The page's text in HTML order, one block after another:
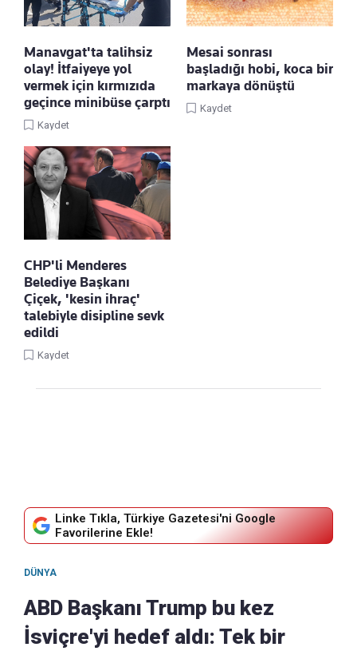
Manavgat'ta talihsiz
olay! İtfaiyeye yol
vermek için kırmızıda
geçince minibüse çarptı
Kaydet
Mesai sonrası
başladığı hobi, koca bir
markaya dönüştü
Kaydet
CHP'li Menderes
Belediye Başkanı
Çiçek, 'kesin ihraç'
talebiyle disipline sevk
edildi
Kaydet
Linke Tıkla, Türkiye Gazetesi'ni Google
Favorilerine Ekle!
DÜNYA
ABD Başkanı Trump bu kez
İsviçre'yi hedef aldı: Tek bir